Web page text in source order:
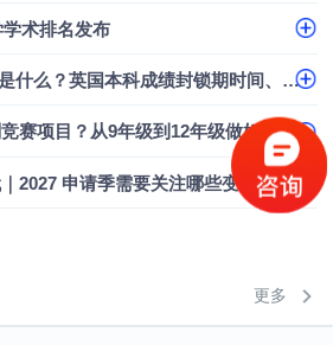
术排名发布
2026 UCAS Embargo是什么？英国本科成绩封锁期时间、影响及应对指南
国际高中学生如何规划竞赛项目？从9年级到12年级做好本科申请布局
2027 申请季需要关注哪些变化
更多